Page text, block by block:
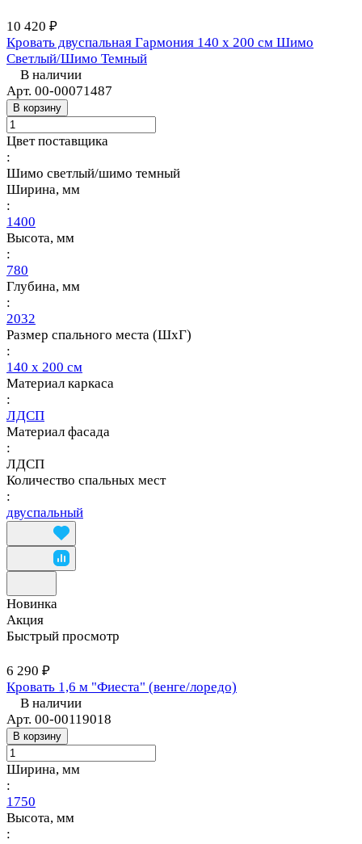
10 420 ₽
Кровать двуспальная Гармония 140 х 200 см Шимо
Светлый/Шимо Темный
В наличии
Арт. 00-00071487
В корзину
Цвет поставщика
:
Шимо светлый/шимо темный
Ширина, мм
:
1400
Высота, мм
:
780
Глубина, мм
:
2032
Размер спального места (ШхГ)
:
140 х 200 см
Материал каркаса
:
ЛДСП
Материал фасада
:
ЛДСП
Количество спальных мест
:
двуспальный
Новинка
Акция
Быстрый просмотр
6 290 ₽
Кровать 1,6 м "Фиеста" (венге/лоредо)
В наличии
Арт. 00-00119018
В корзину
Ширина, мм
:
1750
Высота, мм
: